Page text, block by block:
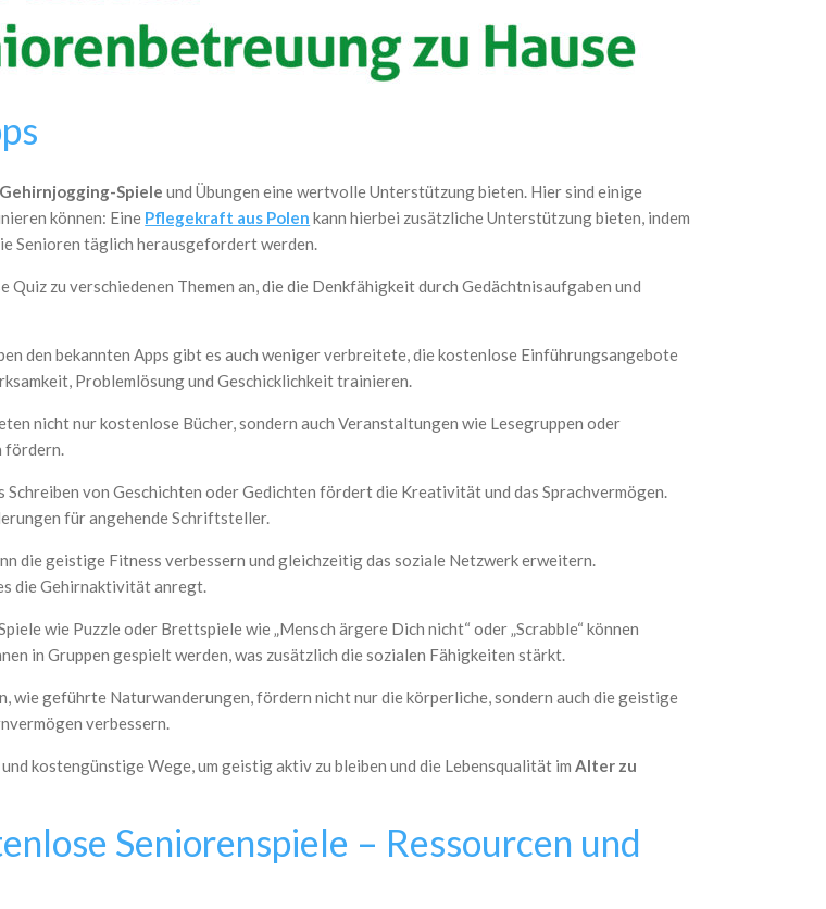
Gehirnjogging-Spieleund Übungen eine wertvolle Unterstützung bieten. Hier sind einige
können: Eine Pflegekraft aus Polen kann hierbei zusätzliche Unterstützung bieten, indem
Senioren täglich herausgefordert werden.
Quiz zu verschiedenen Themen an, die die Denkfähigkeit durch Gedächtnisaufgaben und
den bekannten Apps gibt es auch weniger verbreitete, die kostenlose Einführungsangebote
Problemlösung und Geschicklichkeit trainieren.
nicht nur kostenlose Bücher, sondern auch Veranstaltungen wie Lesegruppen oder
fördern.
Schreiben von Geschichten oder Gedichten fördert die Kreativität und das Sprachvermögen.
für angehende Schriftsteller.
die geistige Fitness verbessern und gleichzeitig das soziale Netzwerk erweitern.
die Gehirnaktivität anregt.
wie Puzzle oder Brettspiele wie „Mensch ärgere Dich nicht“ oder „Scrabble“ können
in Gruppen gespielt werden, was zusätzlich die sozialen Fähigkeiten stärkt.
wie geführte Naturwanderungen, fördern nicht nur die körperliche, sondern auch die geistige
verbessern.
kostengünstige Wege, um geistig aktiv zu bleiben und die Lebensqualität im Alter zu
Seniorenspiele – Ressourcen und